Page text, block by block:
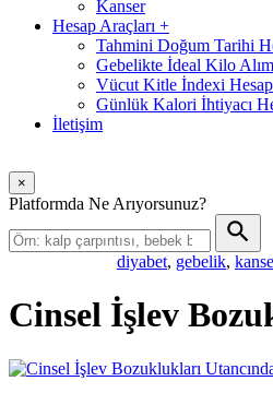
Kanser
Hesap Araçları +
Tahmini Doğum Tarihi
Gebelikte İdeal Kilo Alım
Vücut Kitle İndexi
Günlük Kalori İhtiyacı
İletişim
×
Platformda Ne Arıyorsunuz?
diyabet, gebelik,
Cinsel İşlev